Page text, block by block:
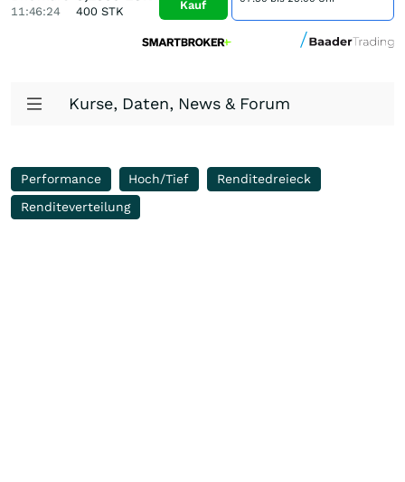
11:46:24 400STK Kauf
Kurse, Daten, News & Forum
Performance Hoch/Tief
Renditedreieck
Renditeverteilung